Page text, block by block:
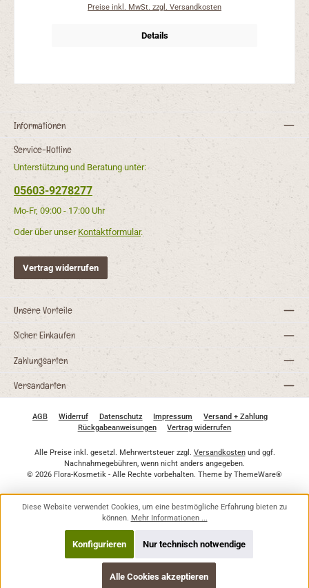
Preise inkl. MwSt. zzgl. Versandkosten
Details
Informationen
Service-Hotline
Unterstützung und Beratung unter:
05603-9278277
Mo-Fr, 09:00 - 17:00 Uhr
Oder über unser Kontaktformular.
Vertrag widerrufen
Unsere Vorteile
Sicher Einkaufen
Zahlungsarten
Versandarten
AGB Widerruf Datenschutz Impressum
Versand + Zahlung
Rückgabeanweisungen
Vertrag widerrufen
Alle Preise inkl. gesetzl. Mehrwertsteuer zzgl. Versandkostenund ggf.
Nachnahmegebühren, wenn nicht anders angegeben.
© 2026 Flora-Kosmetik - Alle Rechte vorbehalten. Theme by ThemeWare®
Diese Website verwendet Cookies, um eine bestmögliche Erfahrung bieten zu
können. Mehr Informationen ...
Nur technisch notwendige
Konfigurieren
Alle Cookies akzeptieren